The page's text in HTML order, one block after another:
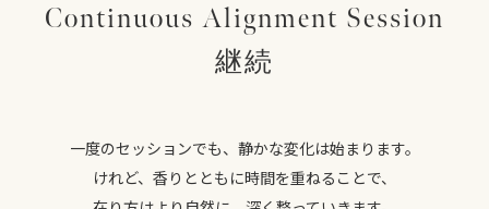
Continuous Alignment Session
継続
一度のセッションでも、静かな変化は始まります。
けれど、香りとともに時間を重ねることで、